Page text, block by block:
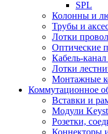
SPL
Колонны и
Трубы и
Лотки
Оптические
Кабель-
Лотки
Монтажные
Коммутационное
Вставки и
Модули
Розетки,
Коннекторы